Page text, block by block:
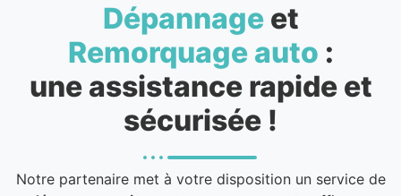
Dépannageet
Remorquage auto :
une assistance rapide et
sécurisée !
Notre partenaire met à votre disposition un service de